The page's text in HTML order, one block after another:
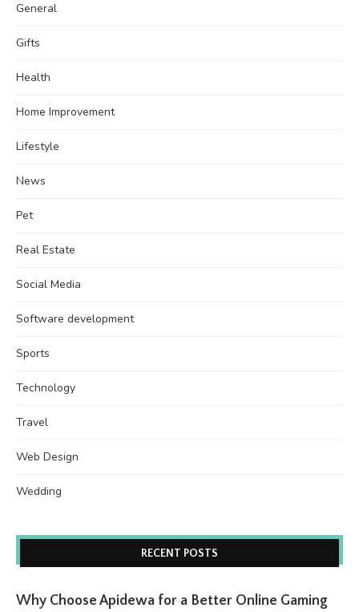
General
Gifts
Health
Home Improvement
Lifestyle
News
Pet
Real Estate
Social Media
Software development
Sports
Technology
Travel
Web Design
Wedding
RECENT POSTS
Why Choose Apidewa for a Better Online Gaming